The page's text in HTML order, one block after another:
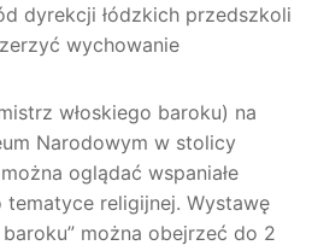
dyrekcji łódzkich przedszkoli
wychowanie
włoskiego baroku) na
Narodowym w stolicy
oglądać wspaniałe
tematyce religijnej. Wystawę
baroku” można obejrzeć do 2